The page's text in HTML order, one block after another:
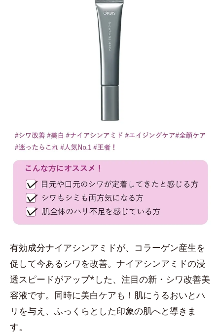
有効成分ナイアシンアミドが、コラーゲン産生を
促して今あるシワを改善。ナイアシンアミドの浸
透スピードがアップ*した、注目の新・シワ改善美
容液です。同時に美白ケアも！肌にうるおいとハ
リを与え、ふっくらとした印象の肌へと導きま
す。